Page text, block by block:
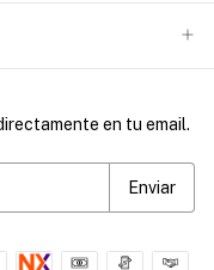
en tu email.